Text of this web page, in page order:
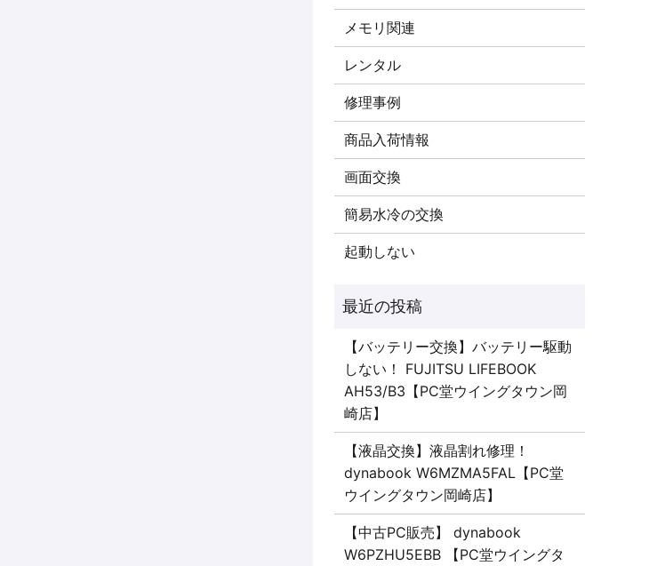
メモリ関連
レンタル
修理事例
商品入荷情報
画面交換
簡易水冷の交換
起動しない
【バッテリー交換】バッテリー駆動
しない！ FUJITSU LIFEBOOK
AH53/B3【PC堂ウイングタウン岡
崎店】
【液晶交換】液晶割れ修理！
dynabook W6MZMA5FAL【PC堂
ウイングタウン岡崎店】
【中古PC販売】 dynabook
W6PZHU5EBB 【PC堂ウイングタ